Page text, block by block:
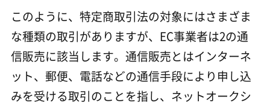
このように、特定商取引法の対象にはさまざま
な種類の取引がありますが、EC事業者は2の通
信販売に該当します。通信販売とはインターネ
ット、郵便、電話などの通信手段により申し込
みを受ける取引のことを指し、ネットオークシ